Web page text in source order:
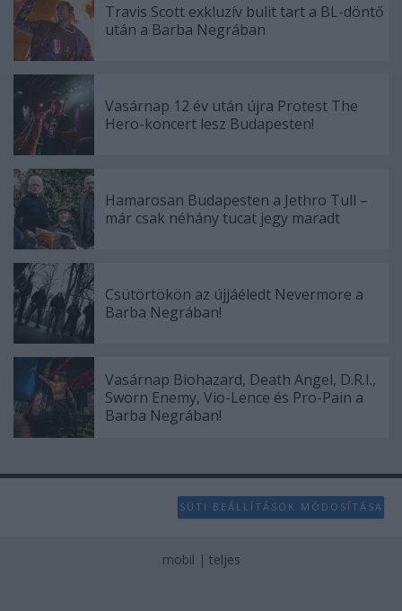
Travis Scott exkluzív bulit tart a BL-döntő
után a Barba Negrában
Vasárnap 12 év után újra Protest The
Hero-koncert lesz Budapesten!
Hamarosan Budapesten a Jethro Tull –
már csak néhány tucat jegy maradt
Csütörtökön az újjáéledt Nevermore a
Barba Negrában!
Vasárnap Biohazard, Death Angel, D.R.I.,
Sworn Enemy, Vio-Lence és Pro-Pain a
Barba Negrában!
SÜTI BEÁLLÍTÁSOK MÓDOSÍTÁSA
mobil | teljes